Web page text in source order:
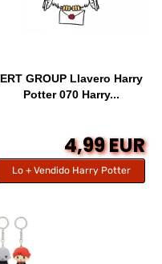
ERT GROUP Llavero Harry
Potter 070 Harry...
4,99 EUR
Lo + Vendido Harry Potter